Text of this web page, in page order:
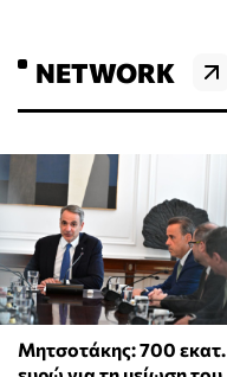
NETWORK
Μητσοτάκης: 700 εκατ.